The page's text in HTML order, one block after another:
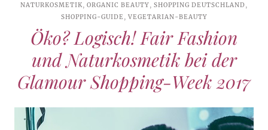
NATURKOSMETIK,ORGANIC BEAUTY, SHOPPING DEUTSCHLAND,
SHOPPING-GUIDE, VEGETARIAN-BEAUTY
Öko? Logisch! Fair Fashion
und Naturkosmetik bei der
Glamour Shopping-Week 2017